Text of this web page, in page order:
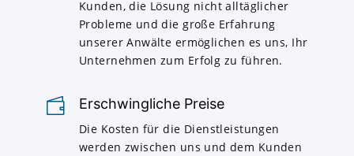
Kunden, die Lösung nicht alltäglicher
Probleme und die große Erfahrung
unserer Anwälte ermöglichen es uns, Ihr
Unternehmen zum Erfolg zu führen.
Erschwingliche Preise
Die Kosten für die Dienstleistungen
werden zwischen uns und dem Kunden